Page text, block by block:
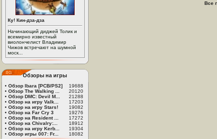
Ку! Кин-дза-дза
Начинающий диджей Толик и
всемирно известный
виолончелист Владимир
Чижов встречают на шумной
моск...
Обзоры на игры
• Обзор Ibara [PCB/PS2]
19688
• Обзор The Walking ...
20120
• Обзор DMC: Devil M...
21288
• Обзор на игру Valk...
17203
• Обзор на игру Stars!
19082
• Обзор на Far Cry 3
19276
• Обзор на Resident ...
17272
• Обзор на Chivalry:...
18912
• Обзор на игру Kerb...
19304
• Обзор игры 007: Fr... 18082
Все